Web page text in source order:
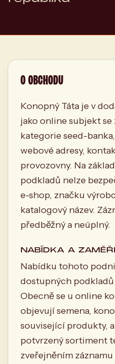
O OBCHODU
Konopný Táta je v
jako online subjekt se
kategorie seed-
webové adresy,
provozovny. Na
podkladů nelze
e-shop, značku
katalogový název.
předběžný a neúplný.
NABÍDKA A
Nabídku tohoto
dostupných
Obecně se u online
objevují semena,
související produkty,
potvrzený sortiment
zveřejněním